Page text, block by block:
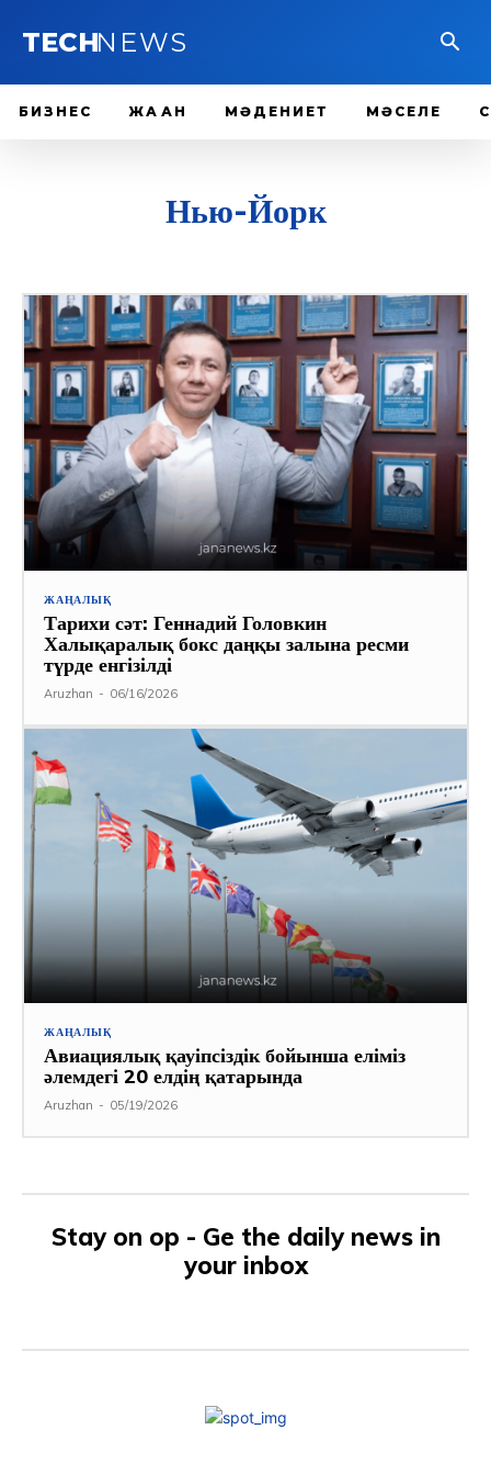
TECHNEWS
БИЗНЕС ЖАҺАН МӘДЕНИЕТ МӘСЕЛЕ
Нью-Йорк
ЖАҢАЛЫҚ
Тарихи сәт: Геннадий Головкин
Халықаралық бокс даңқы залына ресми
түрде енгізілді
Aruzhan - 06/16/2026
ЖАҢАЛЫҚ
Авиациялық қауіпсіздік бойынша еліміз
әлемдегі 20 елдің қатарында
Aruzhan - 05/19/2026
Stay on op - Ge the daily news in
your inbox